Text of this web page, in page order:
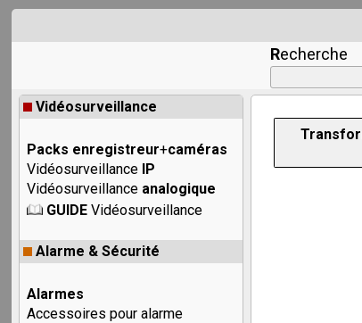
Recherche
Vidéosurveillance
Packs enregistreur+caméras
Vidéosurveillance IP
Vidéosurveillance analogique
GUIDE Vidéosurveillance
Alarme & Sécurité
Alarmes
Accessoires pour alarme